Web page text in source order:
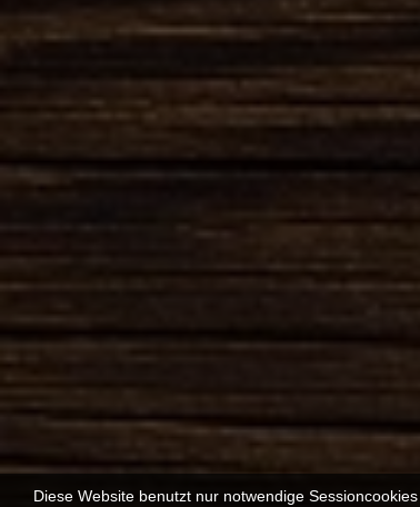
Diese Website benutzt nur notwendige